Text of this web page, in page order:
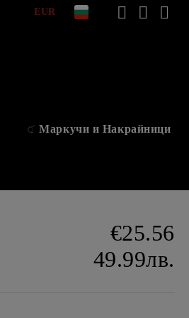
EUR
Маркучи и Накрайници
€25.56
49.99лв.